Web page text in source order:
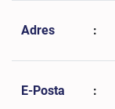
Adres :
E-Posta :